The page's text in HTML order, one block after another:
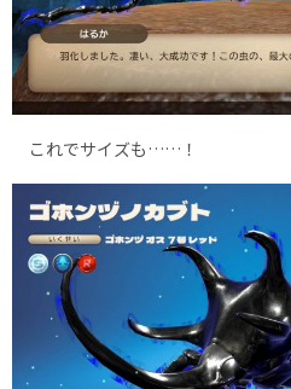
これでサイズも……！